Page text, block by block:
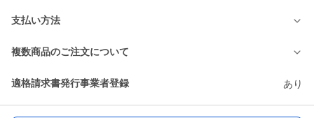
支払い方法
複数商品のご注文について
適格請求書発行事業者登録 あり